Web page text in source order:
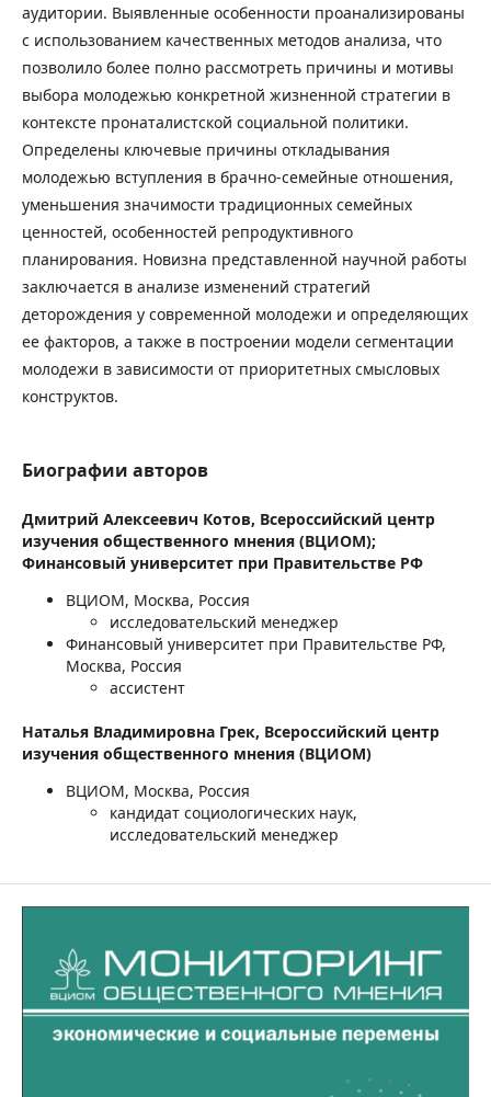
аудитории. Выявленные особенности проанализированы
с использованием качественных методов анализа, что
позволило более полно рассмотреть причины и мотивы
выбора молодежью конкретной жизненной стратегии в
контексте пронаталистской социальной политики.
Определены ключевые причины откладывания
молодежью вступления в брачно-семейные отношения,
уменьшения значимости традиционных семейных
ценностей, особенностей репродуктивного
планирования. Новизна представленной научной работы
заключается в анализе изменений стратегий
деторождения у современной молодежи и определяющих
ее факторов, а также в построении модели сегментации
молодежи в зависимости от приоритетных смысловых
конструктов.
Биографии авторов
Дмитрий Алексеевич Котов, Всероссийский центр
изучения общественного мнения (ВЦИОМ);
Финансовый университет при Правительстве РФ
ВЦИОМ, Москва, Россия
исследовательский менеджер
Финансовый университет при Правительстве РФ,
Москва, Россия
ассистент
Наталья Владимировна Грек, Всероссийский центр
изучения общественного мнения (ВЦИОМ)
ВЦИОМ, Москва, Россия
кандидат социологических наук,
исследовательский менеджер